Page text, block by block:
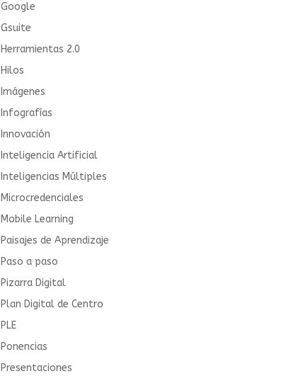
Google
Gsuite
Herramientas 2.0
Hilos
Imágenes
Infografías
Innovación
Inteligencia Artificial
Inteligencias Múltiples
Microcredenciales
Mobile Learning
Paisajes de Aprendizaje
Paso a paso
Pizarra Digital
Plan Digital de Centro
PLE
Ponencias
Presentaciones